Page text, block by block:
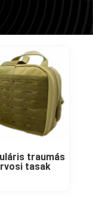
traumás
tasak